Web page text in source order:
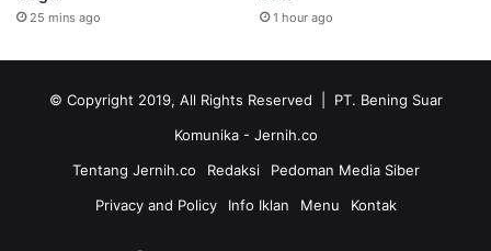
25 mins ago 1 hour ago
© Copyright 2019, All Rights Reserved | PT. Bening Suar
Komunika - Jernih.co
Tentang Jernih.co
Redaksi
Pedoman Media Siber
Privacy and Policy
Info Iklan Menu Kontak